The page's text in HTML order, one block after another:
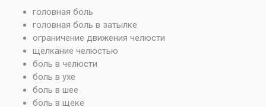
головная боль
головная боль в затылке
ограничение движения челюсти
щелкание челюстью
боль в челюсти
боль в ухе
боль в шее
боль в щеке